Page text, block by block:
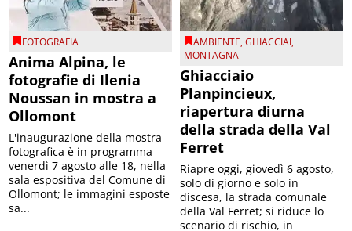
FOTOGRAFIA
Anima Alpina, le
fotografie di Ilenia
Noussan in mostra a
Ollomont
L'inaugurazione della mostra
fotografica è in programma
venerdì 7 agosto alle 18, nella
sala espositiva del Comune di
Ollomont; le immagini esposte
sa...
AMBIENTE,GHIACCIAI,
MONTAGNA
Ghiacciaio
Planpincieux,
riapertura diurna
della strada della Val
Ferret
Riapre oggi, giovedì 6 agosto,
solo di giorno e solo in
discesa, la strada comunale
della Val Ferret; si riduce lo
scenario di rischio, in